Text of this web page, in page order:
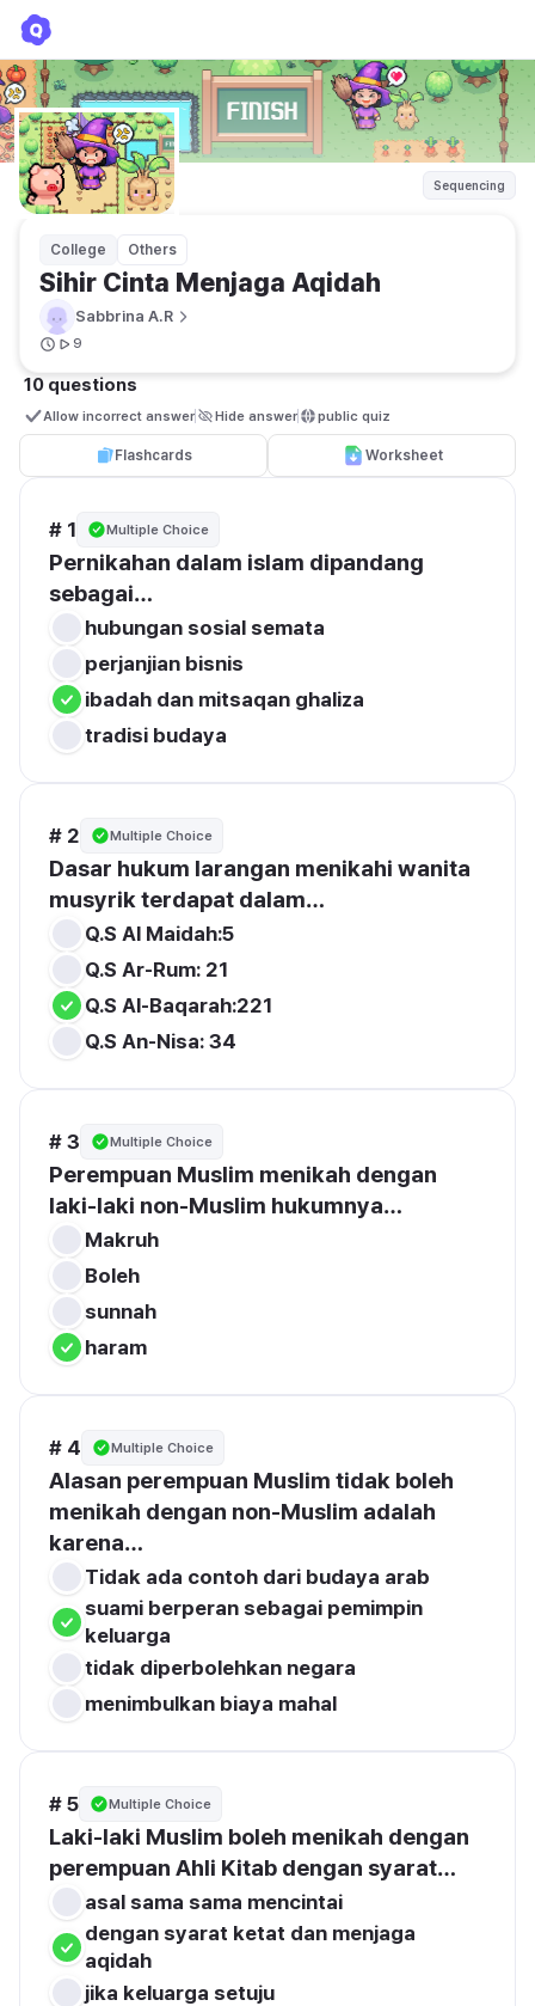
Sequencing
College Others
Sihir Cinta Menjaga Aqidah
Sabbrina A.R
9
10 questions
Allow incorrect answer Hide answer public quiz
Flashcards Worksheet
# 1 Multiple Choice
Pernikahan dalam islam dipandang
sebagai…
hubungan sosial semata
perjanjian bisnis
ibadah dan mitsaqan ghaliza
tradisi budaya
# 2 Multiple Choice
Dasar hukum larangan menikahi wanita
musyrik terdapat dalam…
Q.S Al Maidah:5
Q.S Ar-Rum: 21
Q.S Al-Baqarah:221
Q.S An-Nisa: 34
# 3 Multiple Choice
Perempuan Muslim menikah dengan
laki-laki non-Muslim hukumnya…
sunnah
haram
# 4 Multiple Choice
Alasan perempuan Muslim tidak boleh
menikah dengan non-Muslim adalah
karena…
Tidak ada contoh dari budaya arab
suami berperan sebagai pemimpin
keluarga
tidak diperbolehkan negara
menimbulkan biaya mahal
# 5 Multiple Choice
Laki-laki Muslim boleh menikah dengan
perempuan Ahli Kitab dengan syarat…
asal sama sama mencintai
dengan syarat ketat dan menjaga
aqidah
jika keluarga setuju